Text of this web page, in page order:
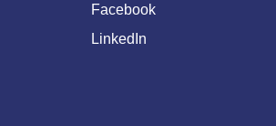
Facebook
LinkedIn